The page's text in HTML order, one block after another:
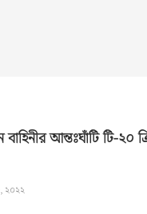
বাহিনীর আন্তঃঘাঁটি টি-২০
২০২২